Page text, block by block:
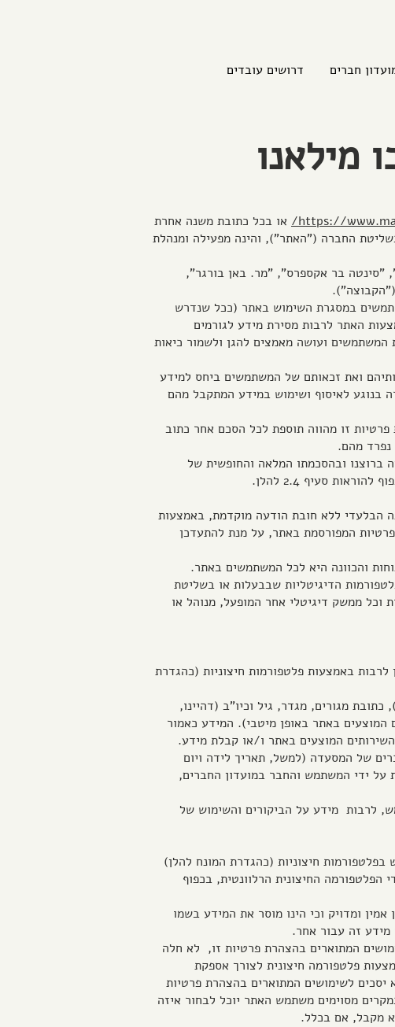
חברים דרושים עובדים
מילאנו
https://
או בכל כתובת משנה אחרת
החברה ("האתר"), והינה מפעילה ומנהלת
"סינטה בר אקספרס", "מר. באן בורגר",
במסגרת השימוש באתר (ככל שנדרש
האתר לרבות מסירת מידע לגורמים
ועושה מאמצים להגן ולשמור כיאות
ואת זכאותם של המשתמשים ביחס למידע
בנוגע לאיסוף ושימוש במידע המתקבל מהם
פרטיות זו מהווה תוספת לכל הסכם אחר כתוב
נפרד מהם.
ברוצנו ובהסכמתו המלאה והחופשית של
סעיף 2.4 להלן.
הבלעדי ללא חובת הודעה מוקדמת, באמצעות
המפורסמת באתר, על מנת להתעדכן
הדיגיטליות שבבעלות או בשליטת
וכל ממשק דיגיטלי אחר המופעל, מנוהל או
באמצעות פלטפורמות חיצוניות (כהגדרת
מגורים, מגדר, גיל וכיו"ב (דהיינו,
באתר באופן מיטבי). המידע כאמור
המוצעים באתר ו/או קבלת מידע.
של המסעדה (למשל, תאריך לידה ויום
על ידי המשתמש והחבר במועדון החברים,
לרבות מידע על הביקורים והשימוש של
חיצוניות (כהגדרת המונח להלן)
החיצונית הרלוונטית, בכפוף
ומדויק וכי הינו מוסר את המידע בשמו
מידע זה עבור אחר.
המתוארים בהצהרת פרטיות זו, לא חלה
פלטפורמה חיצונית לצורך אספקת
לשימושים המתוארים בהצהרת פרטיות
מסוימים משתמש האתר יוכל לבחור איזה
מקבל, אם בכלל.